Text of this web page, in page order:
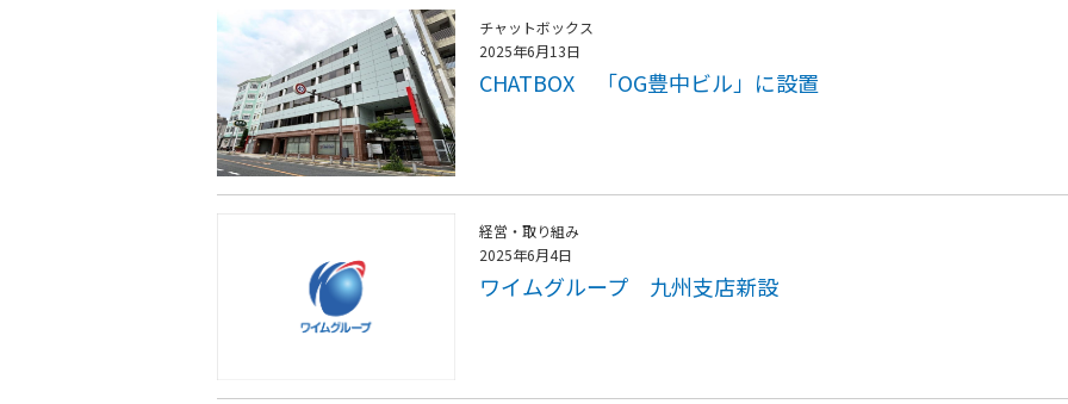
チャットボックス
2025年6月13日
CHATBOX 「OG豊中ビル」に設置
経営・取り組み
2025年6月4日
ワイムグループ 九州支店新設